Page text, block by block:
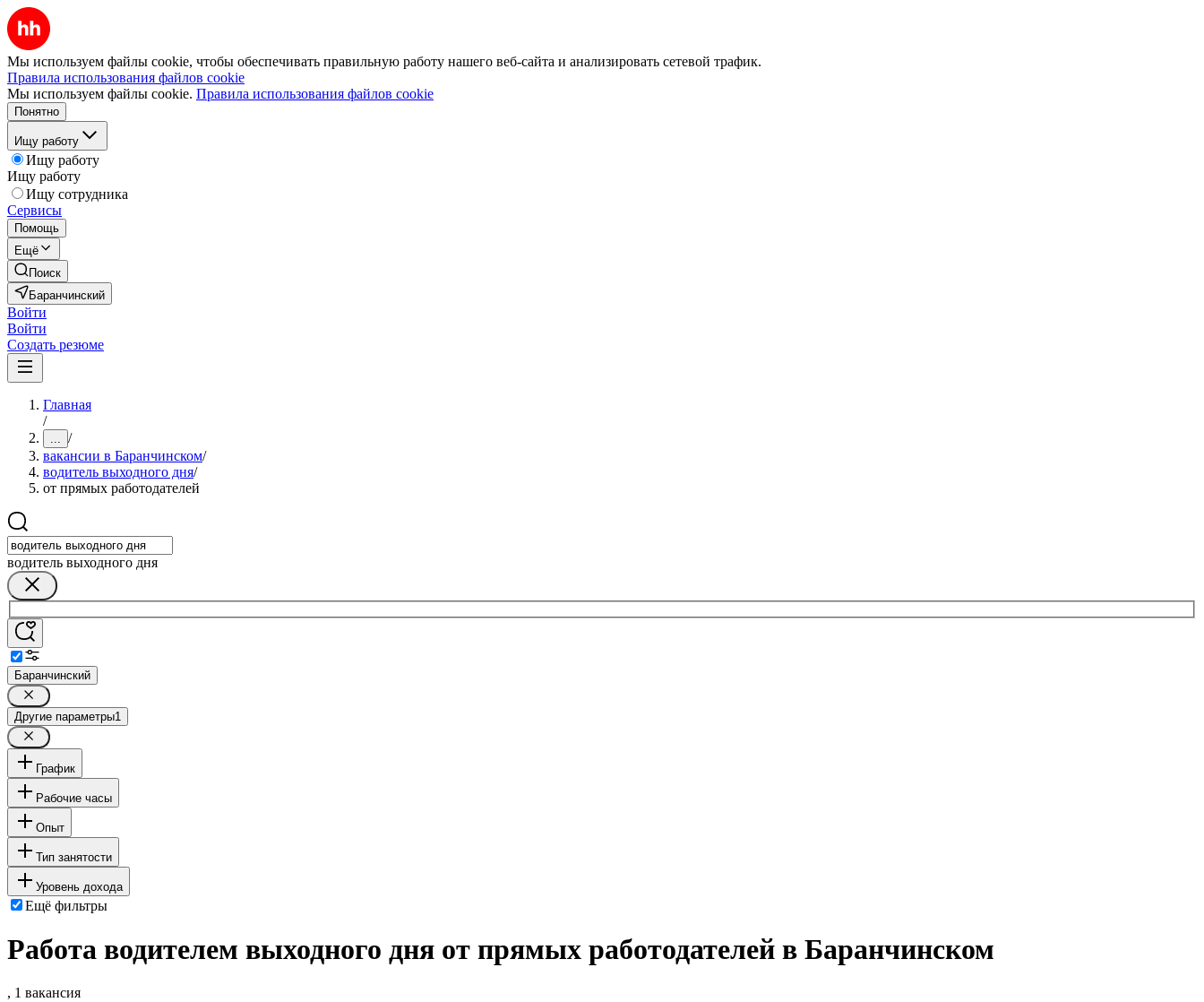
Мы используем файлы cookie, чтобы обеспечивать правильную работу нашего веб-сайта и анализировать сетевой трафик.
Правила использования файлов cookie
Мы используем файлы cookie. Правила использования файлов cookie
Понятно
Ищу работу
Ищу работу
Ищу работу
Ищу сотрудника
Сервисы
Помощь
Ещё
Поиск
Баранчинский
Войти
Войти
Создать резюме
Главная
/
... /
вакансии в Баранчинском/
водитель выходного дня/
от прямых работодателей
водитель выходного дня
Баранчинский
Другие параметры1
График
Рабочие часы
Опыт
Тип занятости
Уровень дохода
Ещё фильтры
Работа водителем выходного дня от прямых работодателей в Баранчинском
, 1 вакансия